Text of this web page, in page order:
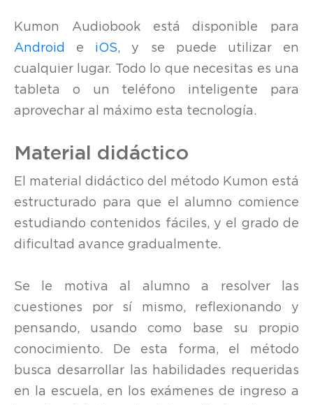
Kumon Audiobook está disponible para
Android
e iOS, y se puede utilizar en
cualquier lugar. Todo lo que necesitas es una
tableta o un teléfono inteligente para
aprovechar al máximo esta tecnología.
Material didáctico
El material didáctico del método Kumon está
estructurado para que el alumno comience
estudiando contenidos fáciles, y el grado de
dificultad avance gradualmente.
Se le motiva al alumno a resolver las
cuestiones por sí mismo, reflexionando y
pensando, usando como base su propio
conocimiento. De esta forma, el método
busca desarrollar las habilidades requeridas
en la escuela, en los exámenes de ingreso a